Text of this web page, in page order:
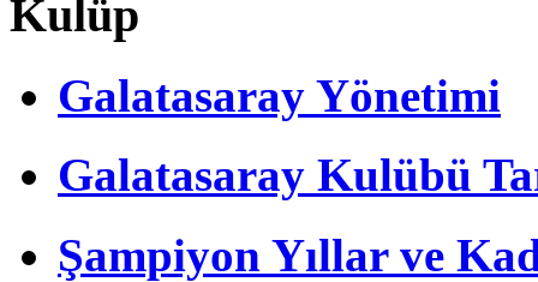
Kulüp
Galatasaray Yönetimi
Galatasaray Kulübü
Şampiyon Yıllar ve